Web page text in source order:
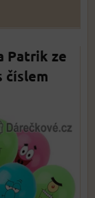
Patrik ze
číslem